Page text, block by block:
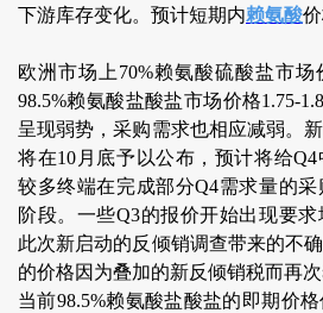
下游库存变化。预计短期内赖氨酸
欧洲市场上70%赖氨酸硫酸盐市场
98.5%赖氨酸盐酸盐市场价格1.75-
呈现弱势，采购需求也相应减弱。
将在10月底予以公布，预计将给Q4
较多终端在完成部分Q4需求量的
阶段。一些Q3的报价开始出现要求
此次新启动的反倾销调查带来的不
的价格因为叠加的新反倾销税而再次
当前98.5%赖氨酸盐酸盐的即期价